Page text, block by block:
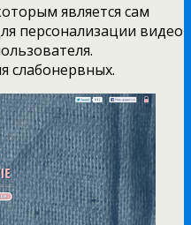
является сам
персонализации видео
слабонервных.